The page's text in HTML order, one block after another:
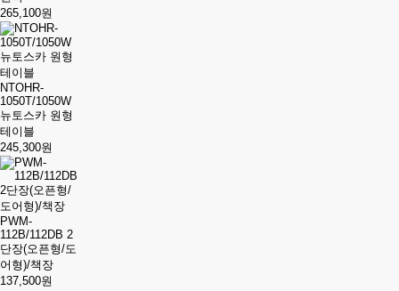
265,100원
NTOHR-
1050T/1050W
뉴토스카 원형
테이블
245,300원
PWM-
112B/112DB 2
단장(오픈형/도
어형)/책장
137,500원